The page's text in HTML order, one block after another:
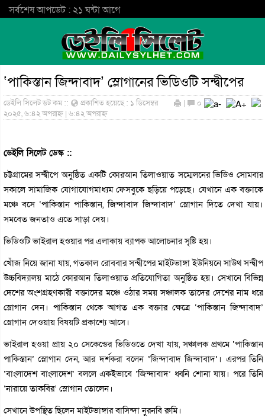
সর্বশেষ আপডেট : ২১ ঘন্টা আগে
‘পাকিস্তান জিন্দাবাদ’ স্লোগানের ভিডিওটি সন্দ্বীপের
ডেইলি সিলেট ডট কম ::
প্রকাশিত হয়েছে : ১ ডিসেম্বর
২০২৫, ৬:৪২ অপরাহ্ন | ৬:৪২ অপরাহ্ন
| ০
ডেইলি সিলেট ডেস্ক ::
চট্টগ্রামের সন্দ্বীপে অনুষ্ঠিত একটি কোরআন তিলাওয়াত সম্মেলনের ভিডিও সোমবার
সকালে সামাজিক যোগাযোগমাধ্যম ফেসবুকে ছড়িয়ে পড়েছে। যেখানে এক বক্তাকে
মঞ্চে বসে ‘পাকিস্তান পাকিস্তান, জিন্দাবাদ জিন্দাবাদ’ স্লোগান দিতে দেখা যায়।
সমবেত জনতাও এতে সাড়া দেয়।
ভিডিওটি ভাইরাল হওয়ার পর এলাকায় ব্যাপক আলোচনার সৃষ্টি হয়।
খোঁজ নিয়ে জানা যায়, গতকাল রোববার সন্দ্বীপের মাইটভাঙ্গা ইউনিয়নে সাউথ সন্দ্বীপ
উচ্চবিদ্যালয় মাঠে কোরআন তিলাওয়াত প্রতিযোগিতা অনুষ্ঠিত হয়। সেখানে বিভিন্ন
দেশের অংশগ্রহণকারী বক্তাদের মঞ্চে ওঠার সময় সঞ্চালক তাদের দেশের নাম ধরে
স্লোগান দেন। পাকিস্তান থেকে আগত এক বক্তার ক্ষেত্রে ‘পাকিস্তান জিন্দাবাদ’
স্লোগান দেওয়ায় বিষয়টি প্রকাশ্যে আসে।
ভাইরাল হওয়া প্রায় ২০ সেকেন্ডের ভিডিওতে দেখা যায়, সঞ্চালক প্রথমে ‘পাকিস্তান
পাকিস্তান’ স্লোগান দেন, আর দর্শকরা বলেন ‘জিন্দাবাদ জিন্দাবাদ’। এরপর তিনি
‘বাংলাদেশ বাংলাদেশ’ বললে একইভাবে ‘জিন্দাবাদ’ ধ্বনি শোনা যায়। পরে তিনি
‘নারায়ে তাকবির’ স্লোগান তোলেন।
সেখানে উপস্থিত ছিলেন মাইটভাঙ্গার বাসিন্দা নুরনবি রুমি।